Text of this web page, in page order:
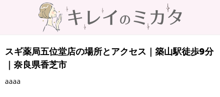
スギ薬局五位堂店の場所とアクセス｜築山駅徒歩9分
｜奈良県香芝市
aaaa